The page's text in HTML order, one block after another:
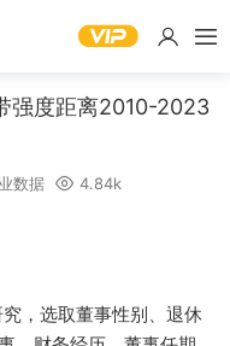
强度距离2010-2023
数据 4.84k
，选取董事性别、退休